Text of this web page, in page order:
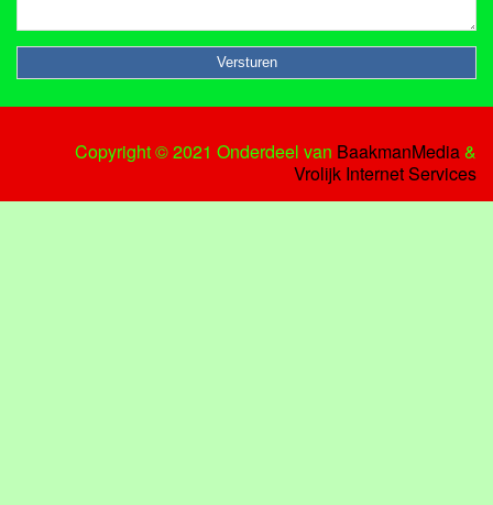
Copyright © 2021 Onderdeel van BaakmanMedia&
Vrolijk Internet Services